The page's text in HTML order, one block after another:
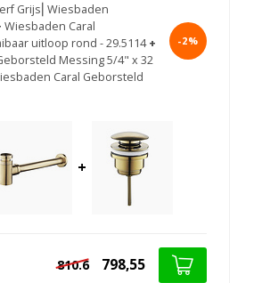
Grijs⎢Wiesbaden
Wiesbaden Caral
uitloop rond - 29.5114 +
Messing 5/4" x 32
Caral Geborsteld
-2%
+
810.6 798,55